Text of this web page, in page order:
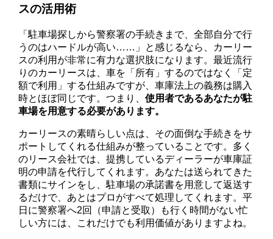
スの活用術
「駐車場探しから警察署の手続きまで、全部自分で行
うのはハードルが高い……」と感じるなら、カーリー
スの利用が非常に有力な選択肢になります。最近流行
りのカーリースは、車を「所有」するのではなく「定
額で利用」する仕組みですが、車庫法上の義務は購入
時とほぼ同じです。つまり、使用者であるあなたが駐
車場を用意する必要があります。
カーリースの素晴らしい点は、その面倒な手続きをサ
ポートしてくれる仕組みが整っていることです。多く
のリース会社では、提携しているディーラーが車庫証
明の申請を代行してくれます。あなたは送られてきた
書類にサインをし、駐車場の承諾書を用意して返送す
るだけで、あとはプロがすべて処理してくれます。平
日に警察署へ2回（申請と受取）も行く時間がない忙
しい方には、これだけでも利用価値がありますよね。